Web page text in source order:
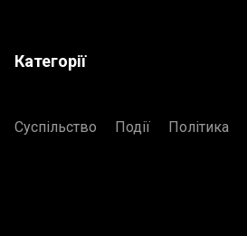
Категорії
Суспільство Події Політика